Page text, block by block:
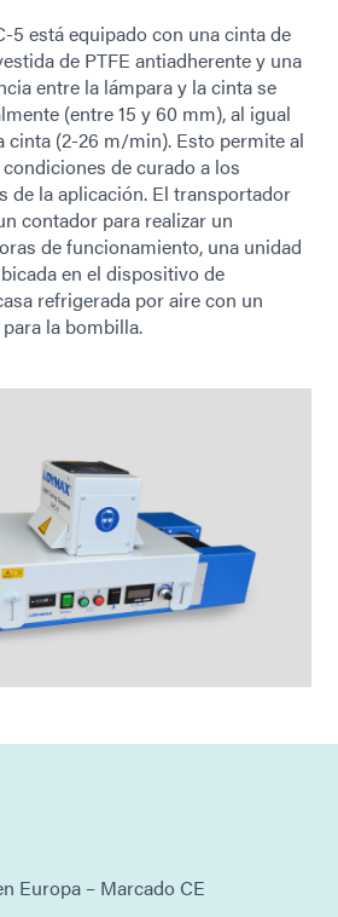
5 está equipado con una cinta de
de PTFE antiadherente y una
entre la lámpara y la cinta se
(entre 15 y 60 mm), al igual
cinta (2-26 m/min). Esto permite al
de curado a los
de la aplicación. El transportador
contador para realizar un
de funcionamiento, una unidad
en el dispositivo de
refrigerada por aire con un
la bombilla.
Europa – Marcado CE